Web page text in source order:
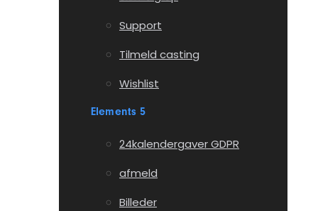
Support
Tilmeld casting
Wishlist
Elements 5
24kalendergaver GDPR
afmeld
Billeder